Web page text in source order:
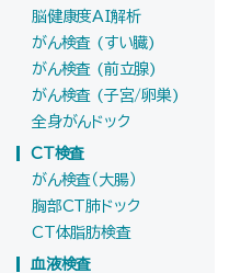
脳健康度AI解析
がん検査 (すい臓)
がん検査 (前立腺)
がん検査 (子宮/卵巣)
全身がんドック
CT検査
がん検査（大腸）
胸部CT肺ドック
CT体脂肪検査
血液検査